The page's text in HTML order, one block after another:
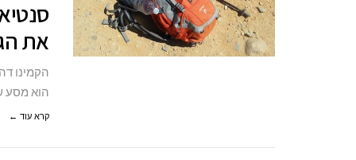
את
הוא מסע
קרא עוד ←